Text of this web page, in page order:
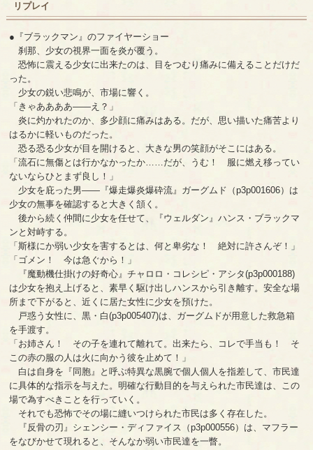
リプレイ
●『ブラックマン』のファイヤーショー
刹那、少女の視界一面を炎が覆う。
恐怖に震える少女に出来たのは、目をつむり痛みに備えることだけだ
った。
少女の鋭い悲鳴が、市場に響く。
「きゃああああ――え？」
炎に灼かれたのか、多少顔に痛みはある。だが、思い描いた痛苦より
はるかに軽いものだった。
恐る恐る少女が目を開けると、大きな男の笑顔がそこにはある。
「流石に無傷とは行かなかったか……だが、うむ！ 服に燃え移ってい
ないならひとまず良し！」
少女を庇った男――『爆走爆炎爆砕流』ガーグムド（p3p001606）は
少女の無事を確認すると大きく頷く。
後から続く仲間に少女を任せて、『ウェルダン』ハンス・ブラックマ
ンと対峙する。
「斯様にか弱い少女を害するとは、何と卑劣な！ 絶対に許さんぞ！」
「ゴメン！ 今は急ぐから！」
『魔動機仕掛けの好奇心』チャロロ・コレシピ・アシタ(p3p000188)
は少女を抱え上げると、素早く駆け出しハンスから引き離す。安全な場
所まで下がると、近くに居た女性に少女を預けた。
戸惑う女性に、黒・白(p3p005407)は、ガーグムドが用意した救急箱
を手渡す。
「お姉さん！ その子を連れて離れて。出来たら、コレで手当も！ そ
この赤の服の人は火に向かう彼を止めて！」
白は自身を『同胞』と呼ぶ特異な黒腕で個人個人を指差して、市民達
に具体的な指示を与えた。明確な行動目的を与えられた市民達は、この
場で為すべきことを行っていく。
それでも恐怖でその場に縫いつけられた市民は多く存在した。
『反骨の刃』シェンシー・ディファイス（p3p000556）は、マフラー
をなびかせて現れると、そんなか弱い市民達を一瞥。